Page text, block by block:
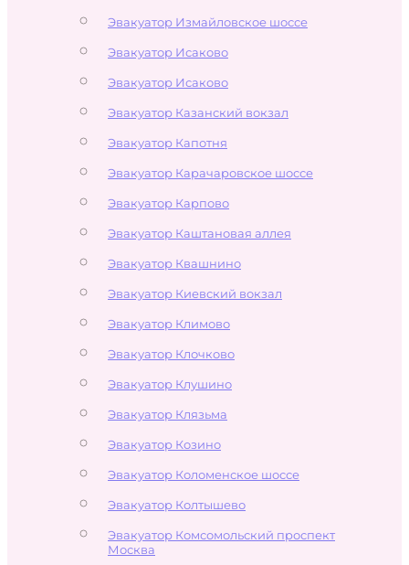
Эвакуатор Измайловское шоссе
Эвакуатор Исаково
Эвакуатор Исаково
Эвакуатор Казанский вокзал
Эвакуатор Капотня
Эвакуатор Карачаровское шоссе
Эвакуатор Карпово
Эвакуатор Каштановая аллея
Эвакуатор Квашнино
Эвакуатор Киевский вокзал
Эвакуатор Климово
Эвакуатор Клочково
Эвакуатор Клушино
Эвакуатор Клязьма
Эвакуатор Козино
Эвакуатор Коломенское шоссе
Эвакуатор Колтышево
Эвакуатор Комсомольский проспект
Москва